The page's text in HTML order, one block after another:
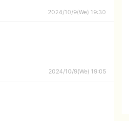
2024/10/9(We) 19:30
2024/10/9(We) 19:05